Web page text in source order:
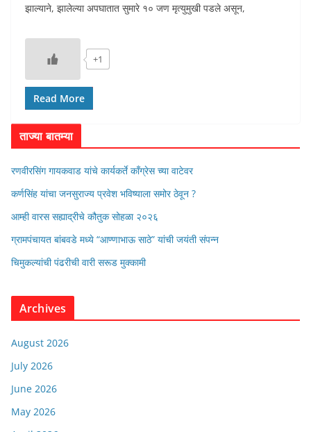
झाल्याने, झालेल्या अपघातात सुमारे १० जण मृत्युमुखी पडले असून,
+1
Read More
ताज्या बातम्या
रणवीरसिंग गायकवाड यांचे कार्यकर्ते कॉंग्रेस च्या वाटेवर
कर्णसिंह यांचा जनसुराज्य प्रवेश भविष्याला समोर ठेवून ?
आम्ही वारस सह्याद्रीचे कौतुक सोहळा २०२६
ग्रामपंचायत बांबवडे मध्ये “आण्णाभाऊ साठे” यांची जयंती संपन्न
चिमुकल्यांची पंढरीची वारी सरूड मुक्कामी
Archives
August 2026
July 2026
June 2026
May 2026